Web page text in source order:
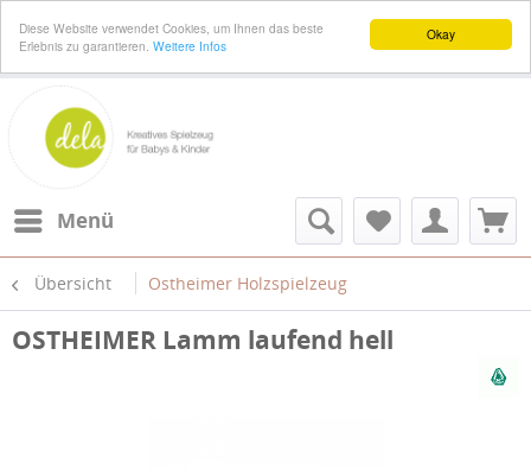
Okay
Diese Website verwendet Cookies, um Ihnen das beste
Erlebnis zu garantieren. Weitere Infos
Menü
Übersicht Ostheimer Holzspielzeug
OSTHEIMER Lamm laufend hell